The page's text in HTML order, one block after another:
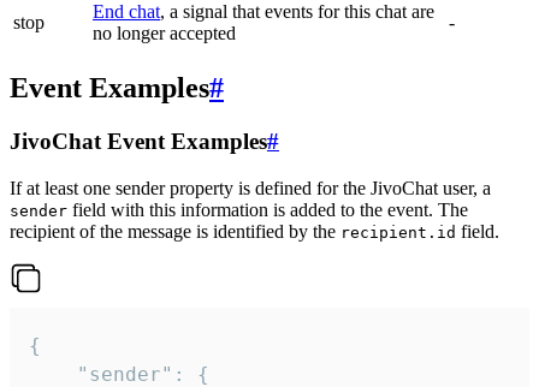
stop
End chat, a signal that events for this chat are
no longer accepted
-
Event Examples#
JivoChat Event Examples#
If at least one sender property is defined for the JivoChat user, a
sender field with this information is added to the event. The
recipient of the message is identified by the recipient.id field.
{